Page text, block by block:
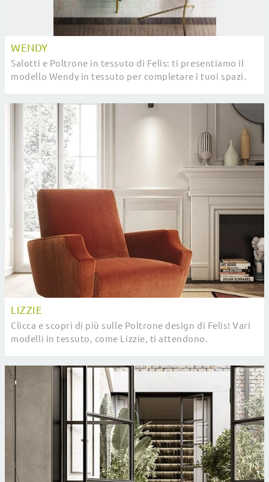
WENDY
Salotti e Poltrone in tessuto di Felis: ti presentiamo il
modello Wendy in tessuto per completare i tuoi spazi.
LIZZIE
Clicca e scopri di più sulle Poltrone design di Felis! Vari
modelli in tessuto, come Lizzie, ti attendono.